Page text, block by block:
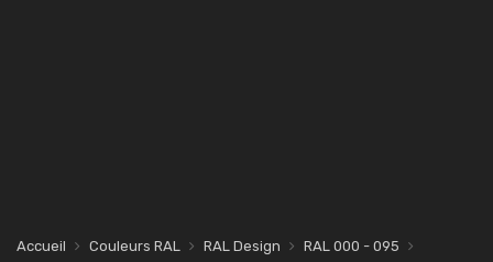
Accueil Couleurs RAL RAL Design
RAL 000 - 095